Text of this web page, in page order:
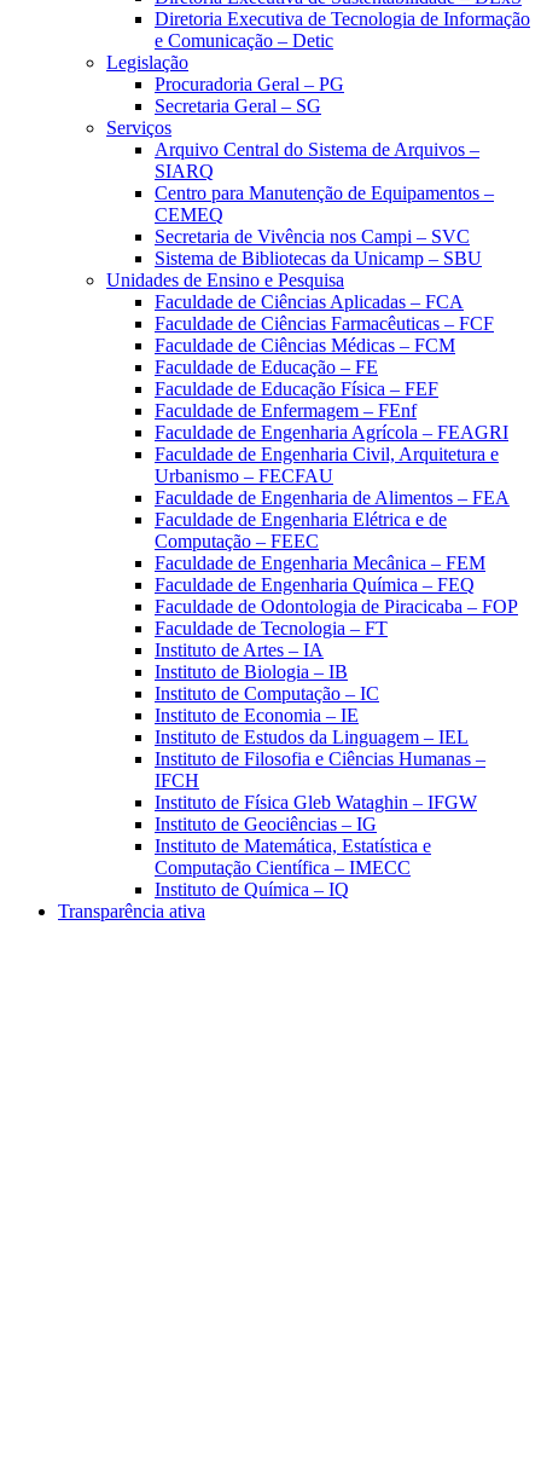
Diretoria Executiva de Tecnologia de Informação
e Comunicação – Detic
Legislação
Procuradoria Geral – PG
Secretaria Geral – SG
Serviços
Arquivo Central do Sistema de Arquivos –
SIARQ
Centro para Manutenção de Equipamentos –
CEMEQ
Secretaria de Vivência nos Campi – SVC
Sistema de Bibliotecas da Unicamp – SBU
Unidades de Ensino e Pesquisa
Faculdade de Ciências Aplicadas – FCA
Faculdade de Ciências Farmacêuticas – FCF
Faculdade de Ciências Médicas – FCM
Faculdade de Educação – FE
Faculdade de Educação Física – FEF
Faculdade de Enfermagem – FEnf
Faculdade de Engenharia Agrícola – FEAGRI
Faculdade de Engenharia Civil, Arquitetura e
Urbanismo – FECFAU
Faculdade de Engenharia de Alimentos – FEA
Faculdade de Engenharia Elétrica e de
Computação – FEEC
Faculdade de Engenharia Mecânica – FEM
Faculdade de Engenharia Química – FEQ
Faculdade de Odontologia de Piracicaba – FOP
Faculdade de Tecnologia – FT
Instituto de Artes – IA
Instituto de Biologia – IB
Instituto de Computação – IC
Instituto de Economia – IE
Instituto de Estudos da Linguagem – IEL
Instituto de Filosofia e Ciências Humanas –
IFCH
Instituto de Física Gleb Wataghin – IFGW
Instituto de Geociências – IG
Instituto de Matemática, Estatística e
Computação Científica – IMECC
Instituto de Química – IQ
Transparência ativa